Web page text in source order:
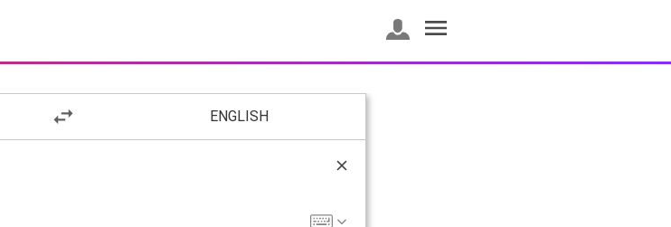
ENGLISH